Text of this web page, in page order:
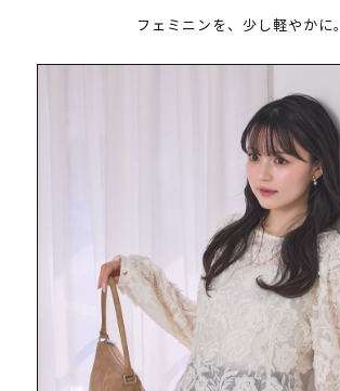
フェミニンを、少し軽やかに。